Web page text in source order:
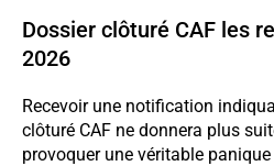
Dossier clôturé CAF les
2026
Recevoir une notification
clôturé CAF ne donnera plus
provoquer une véritable